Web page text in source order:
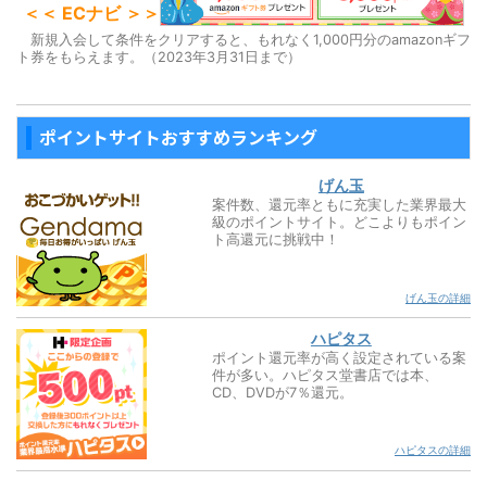
＜＜ ECナビ ＞＞
新規入会して条件をクリアすると、もれなく1,000円分のamazonギフ
ト券をもらえます。（2023年3月31日まで）
ポイントサイトおすすめランキング
げん玉
案件数、還元率ともに充実した業界最大
級のポイントサイト。どこよりもポイン
ト高還元に挑戦中！
げん玉の詳細
ハピタス
ポイント還元率が高く設定されている案
件が多い。ハピタス堂書店では本、
CD、DVDが7％還元。
ハピタスの詳細